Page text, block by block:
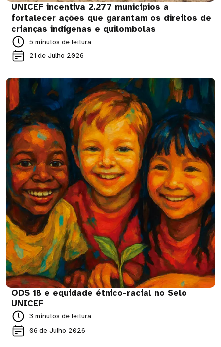
UNICEF incentiva 2.277 municípios a
fortalecer ações que garantam os direitos de
crianças indígenas e quilombolas
5 minutos de leitura
21 de Julho 2026
ODS 18 e equidade étnico-racial no Selo
UNICEF
3 minutos de leitura
06 de Julho 2026